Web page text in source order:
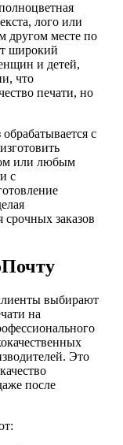
лого или
другом месте по
широкий
и детей,
что
печати, но
с
или любым
с
заказов
выбирают
на
Это
после